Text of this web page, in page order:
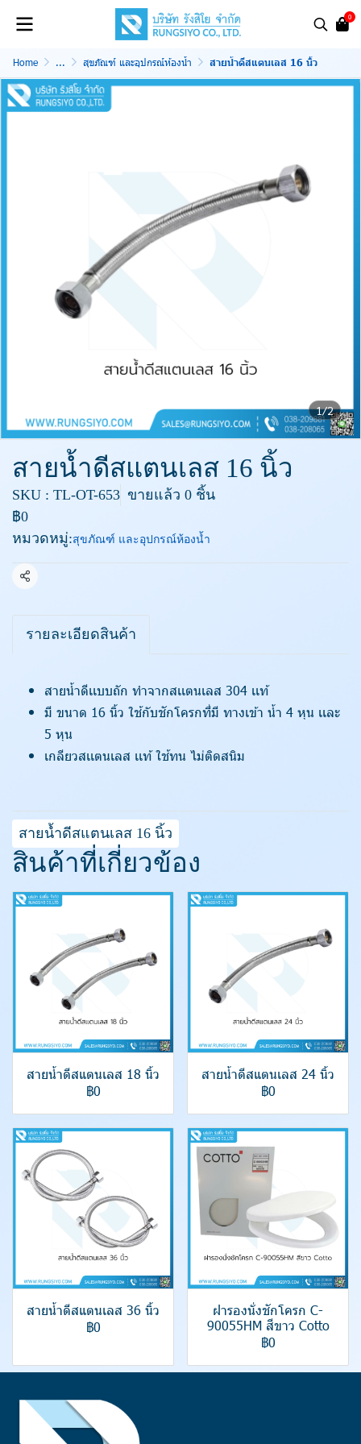
0
Home ... สุขภัณฑ์ และอุปกรณ์ห้องน้ำ สายน้ำดีสแตนเลส 16 นิ้ว
1/2
สายน้ำดีสแตนเลส 16 นิ้ว
SKU : TL-OT-653 ขายแล้ว 0 ชิ้น
฿0
หมวดหมู่:สุขภัณฑ์ และอุปกรณ์ห้องน้ำ
แชร์
รายละเอียดสินค้า
สายน้ำดีเเบบถัก ทำจากสเเตนเลส 304 เเท้
มี ขนาด 16 นิ้ว ใช้กับชักโครกที่มี ทางเข้า น้ำ 4 หุน เเละ
5 หุน
เกลียวสเเตนเลส เเท้ ใช้ทน ไม่ติดสนิม
สายน้ำดีสแตนเลส 16 นิ้ว
สินค้าที่เกี่ยวข้อง
สายน้ำดีสแตนเลส 18 นิ้ว
฿0
สายน้ำดีสแตนเลส 24 นิ้ว
฿0
สายน้ำดีสแตนเลส 36 นิ้ว
฿0
ฝารองนั่งชักโครก C-
90055HM สีขาว Cotto
฿0